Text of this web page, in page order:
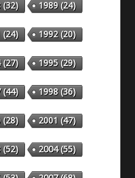
(32) 1989(24)
(24) 1992(20)
(27) 1995(29)
(44) 1998(36)
(28) 2001 (47)
(52) 2004(55)